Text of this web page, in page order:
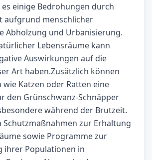
einige Bedrohungen durch
aufgrund menschlicher
Abholzung und Urbanisierung.
Lebensräume kann
Auswirkungen auf die
Art haben.Zusätzlich können
wie Katzen oder Ratten eine
den Grünschwanz-Schnäpper
während der Brutzeit.
Schutzmaßnahmen zur Erhaltung
sowie Programme zur
ihrer Populationen in